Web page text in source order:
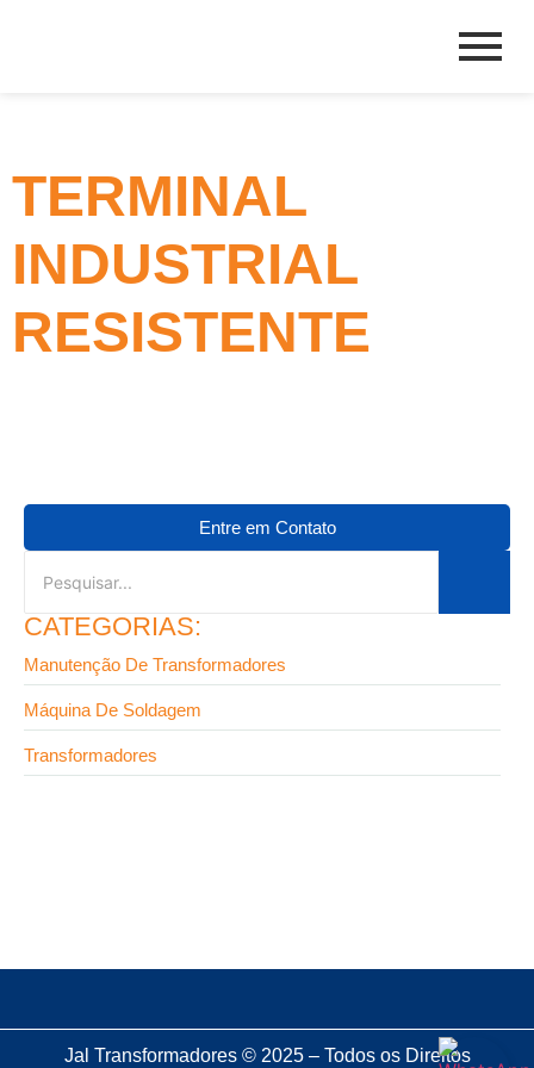
TERMINAL
INDUSTRIAL
RESISTENTE
Entre em Contato
CATEGORIAS:
Manutenção De Transformadores
Máquina De Soldagem
Transformadores
Jal Transformadores © 2025 – Todos os Direitos